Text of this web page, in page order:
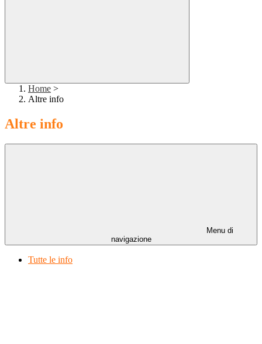
Home >
Altre info
Altre info
Menu di
navigazione
Tutte le info